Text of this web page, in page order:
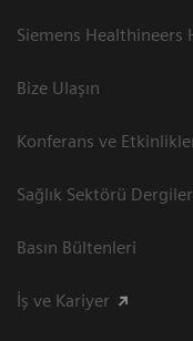
Siemens Healthineers
Bize Ulaşın
Konferans ve
Sağlık Sektörü
Basın Bültenleri
İş ve Kariyer